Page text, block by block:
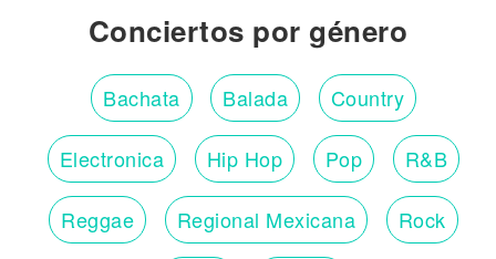
Conciertos por género
Bachata Balada Country
Electronica Hip Hop Pop R&B
Reggae Regional Mexicana Rock